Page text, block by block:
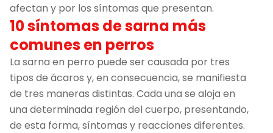
afectan y por los síntomas que presentan.
10 síntomas de sarna más
comunes en perros
La sarna en perro puede ser causada por tres
tipos de ácaros y, en consecuencia, se manifiesta
de tres maneras distintas. Cada una se aloja en
una determinada región del cuerpo, presentando,
de esta forma, síntomas y reacciones diferentes.